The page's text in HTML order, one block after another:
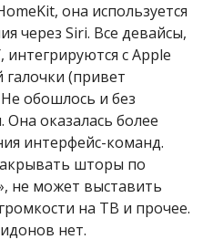
она используется
через Siri. Все девайсы,
с Apple
(привет
обошлось и без
оказалась более
интерфейс-команд.
шторы по
не может выставить
на ТВ и прочее.
нет.